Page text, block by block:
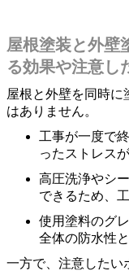
屋根塗装と外壁
る効果や注意し
屋根と外壁を同時
はありません。
工事が一度で
ったストレス
高圧洗浄やシ
できるため、
使用塗料のグ
全体の防水性
一方で、注意したい